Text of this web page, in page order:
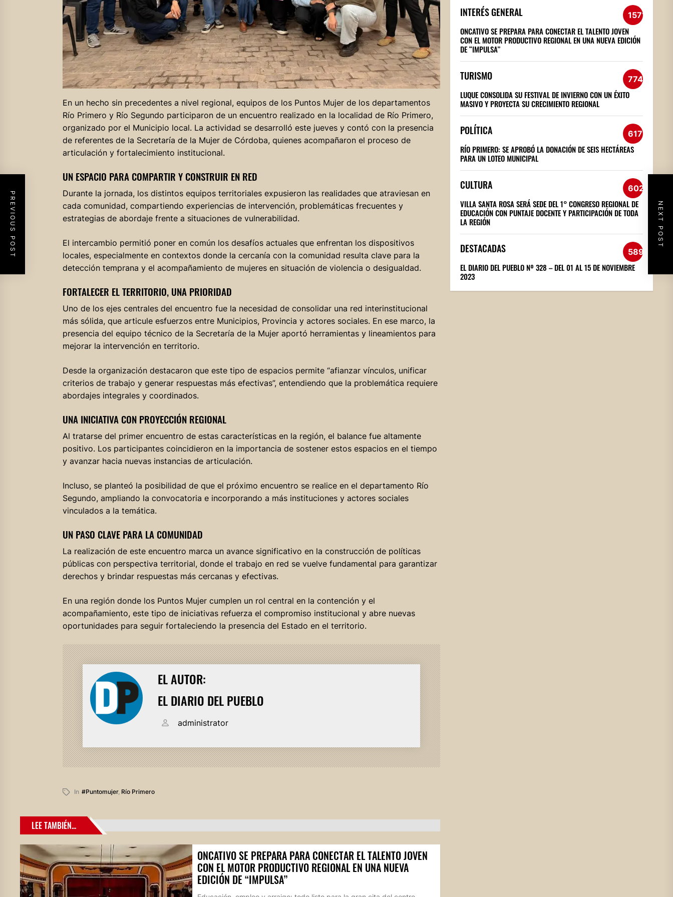
En un hecho sin precedentes a nivel regional, equipos de los Puntos Mujer de los departamentos
Río Primero y Río Segundo participaron de un encuentro realizado en la localidad de Río Primero,
organizado por el Municipio local. La actividad se desarrolló este jueves y contó con la presencia
de referentes de la Secretaría de la Mujer de Córdoba, quienes acompañaron el proceso de
articulación y fortalecimiento institucional.
UN ESPACIO PARA COMPARTIR Y CONSTRUIR EN RED
Durante la jornada, los distintos equipos territoriales expusieron las realidades que atraviesan en
cada comunidad, compartiendo experiencias de intervención, problemáticas frecuentes y
estrategias de abordaje frente a situaciones de vulnerabilidad.
El intercambio permitió poner en común los desafíos actuales que enfrentan los dispositivos
locales, especialmente en contextos donde la cercanía con la comunidad resulta clave para la
detección temprana y el acompañamiento de mujeres en situación de violencia o desigualdad.
FORTALECER EL TERRITORIO, UNA PRIORIDAD
Uno de los ejes centrales del encuentro fue la necesidad de consolidar una red interinstitucional
más sólida, que articule esfuerzos entre Municipios, Provincia y actores sociales. En ese marco, la
presencia del equipo técnico de la Secretaría de la Mujer aportó herramientas y lineamientos para
mejorar la intervención en territorio.
Desde la organización destacaron que este tipo de espacios permite “afianzar vínculos, unificar
criterios de trabajo y generar respuestas más efectivas”, entendiendo que la problemática requiere
abordajes integrales y coordinados.
UNA INICIATIVA CON PROYECCIÓN REGIONAL
Al tratarse del primer encuentro de estas características en la región, el balance fue altamente
positivo. Los participantes coincidieron en la importancia de sostener estos espacios en el tiempo
y avanzar hacia nuevas instancias de articulación.
Incluso, se planteó la posibilidad de que el próximo encuentro se realice en el departamento Río
Segundo, ampliando la convocatoria e incorporando a más instituciones y actores sociales
vinculados a la temática.
UN PASO CLAVE PARA LA COMUNIDAD
La realización de este encuentro marca un avance significativo en la construcción de políticas
públicas con perspectiva territorial, donde el trabajo en red se vuelve fundamental para garantizar
derechos y brindar respuestas más cercanas y efectivas.
En una región donde los Puntos Mujer cumplen un rol central en la contención y el
acompañamiento, este tipo de iniciativas refuerza el compromiso institucional y abre nuevas
oportunidades para seguir fortaleciendo la presencia del Estado en el territorio.
EL AUTOR:
EL DIARIO DEL PUEBLO
administrator
In #puntomujer, Río Primero
PREVIOUS POST NEXT POST
LEE TAMBIÉN...
ONCATIVO SE PREPARA PARA CONECTAR EL TALENTO JOVEN
CON EL MOTOR PRODUCTIVO REGIONAL EN UNA NUEVA
EDICIÓN DE “IMPULSA”
INTERÉS GENERAL 1571
ONCATIVO SE PREPARA PARA CONECTAR EL TALENTO JOVEN
CON EL MOTOR PRODUCTIVO REGIONAL EN UNA NUEVA EDICIÓN
DE “IMPULSA”
TURISMO 774
LUQUE CONSOLIDA SU FESTIVAL DE INVIERNO CON UN ÉXITO
MASIVO Y PROYECTA SU CRECIMIENTO REGIONAL
POLÍTICA 617
RÍO PRIMERO: SE APROBÓ LA DONACIÓN DE SEIS HECTÁREAS
PARA UN LOTEO MUNICIPAL
CULTURA 602
VILLA SANTA ROSA SERÁ SEDE DEL 1° CONGRESO REGIONAL DE
EDUCACIÓN CON PUNTAJE DOCENTE Y PARTICIPACIÓN DE TODA
LA REGIÓN
DESTACADAS 589
EL DIARIO DEL PUEBLO Nº 328 – DEL 01 AL 15 DE NOVIEMBRE
2023